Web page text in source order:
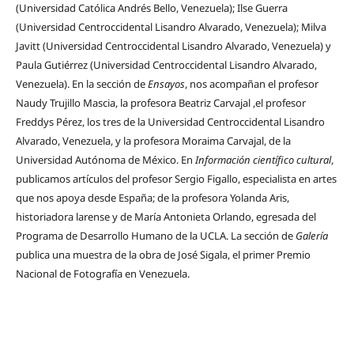
(Universidad Católica Andrés Bello, Venezuela); Ilse Guerra
(Universidad Centroccidental Lisandro Alvarado, Venezuela); Milva
Javitt (Universidad Centroccidental Lisandro Alvarado, Venezuela) y
Paula Gutiérrez (Universidad Centroccidental Lisandro Alvarado,
Venezuela). En la sección deEnsayos, nos acompañan el profesor
Naudy Trujillo Mascia, la profesora Beatriz Carvajal ,el profesor
Freddys Pérez, los tres de la Universidad Centroccidental Lisandro
Alvarado, Venezuela, y la profesora Moraima Carvajal, de la
Universidad Autónoma de México. EnInformación científico cultural,
publicamos artículos del profesor Sergio Figallo, especialista en artes
que nos apoya desde España; de la profesora Yolanda Aris,
historiadora larense y de María Antonieta Orlando, egresada del
Programa de Desarrollo Humano de la UCLA. La sección de Galería
publica una muestra de la obra de José Sigala, el primer Premio
Nacional de Fotografía en Venezuela.